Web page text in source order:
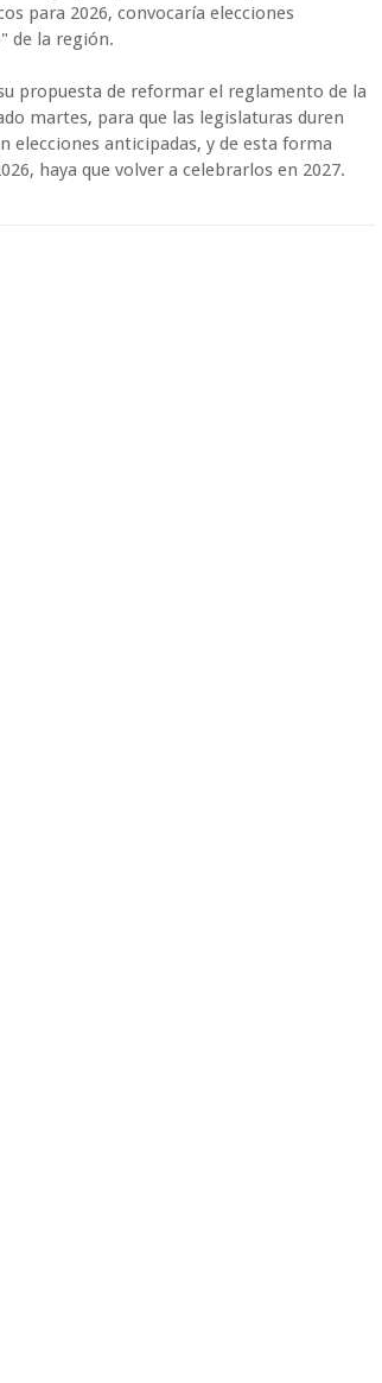
para 2026, convocaría elecciones
de la región.
propuesta de reformar el reglamento de la
martes, para que las legislaturas duren
elecciones anticipadas, y de esta forma
haya que volver a celebrarlos en 2027.